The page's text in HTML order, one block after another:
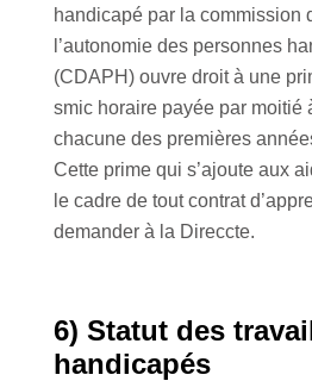
handicapé par la commission
l’autonomie des personnes
(CDAPH) ouvre droit à une
smic horaire payée par moitié
chacune des premières
Cette prime qui s’ajoute aux
le cadre de tout contrat
demander à la Direccte.
6) Statut des
handicapés